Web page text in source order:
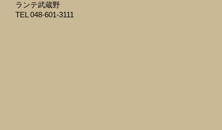
ランテ武蔵野
TEL 048-601-3111